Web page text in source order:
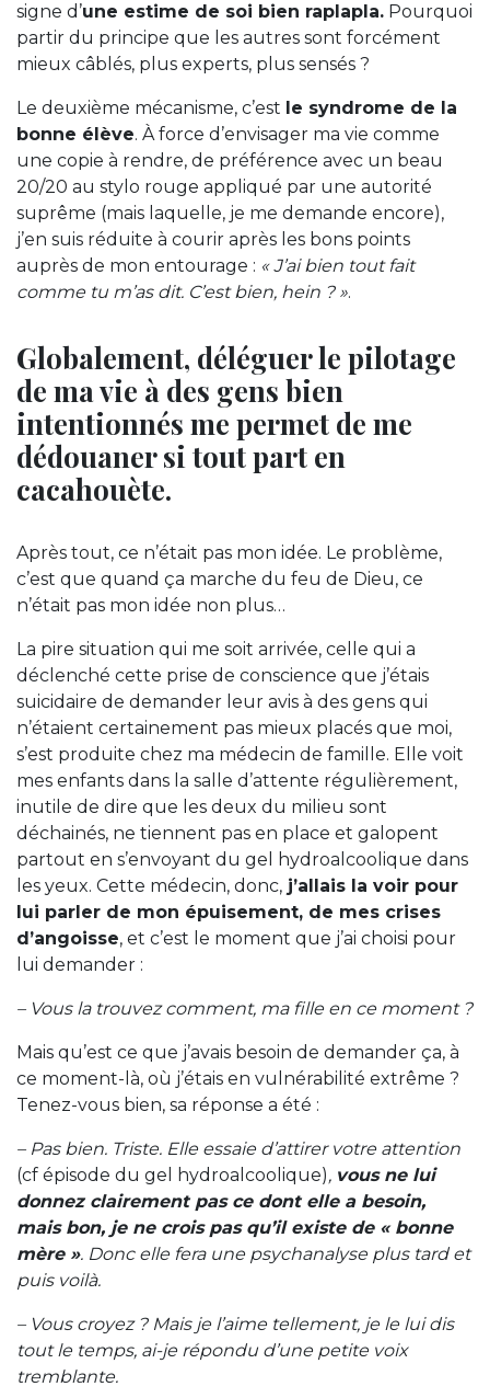
signe d’une estime de soi bien raplapla. Pourquoi
partir du principe que les autres sont forcément
mieux câblés, plus experts, plus sensés ?
Le deuxième mécanisme, c’est le syndrome de la
bonne élève. À force d’envisager ma vie comme
une copie à rendre, de préférence avec un beau
20/20 au stylo rouge appliqué par une autorité
suprême (mais laquelle, je me demande encore),
j’en suis réduite à courir après les bons points
auprès de mon entourage : « J’ai bien tout fait
comme tu m’as dit. C’est bien, hein ? ».
Globalement, déléguer le pilotage
de ma vie à des gens bien
intentionnés me permet de me
dédouaner si tout part en
cacahouète.
Après tout, ce n’était pas mon idée. Le problème,
c’est que quand ça marche du feu de Dieu, ce
n’était pas mon idée non plus…
La pire situation qui me soit arrivée, celle qui a
déclenché cette prise de conscience que j’étais
suicidaire de demander leur avis à des gens qui
n’étaient certainement pas mieux placés que moi,
s’est produite chez ma médecin de famille. Elle voit
mes enfants dans la salle d’attente régulièrement,
inutile de dire que les deux du milieu sont
déchainés, ne tiennent pas en place et galopent
partout en s’envoyant du gel hydroalcoolique dans
les yeux. Cette médecin, donc, j’allais la voir pour
lui parler de mon épuisement, de mes crises
d’angoisse, et c’est le moment que j’ai choisi pour
lui demander :
– Vous la trouvez comment, ma fille en ce moment ?
Mais qu’est ce que j’avais besoin de demander ça, à
ce moment-là, où j’étais en vulnérabilité extrême ?
Tenez-vous bien, sa réponse a été :
– Pas bien. Triste. Elle essaie d’attirer votre attention
(cf épisode du gel hydroalcoolique), vous ne lui
donnez clairement pas ce dont elle a besoin,
mais bon, je ne crois pas qu’il existe de « bonne
mère ». Donc elle fera une psychanalyse plus tard et
puis voilà.
– Vous croyez ? Mais je l’aime tellement, je le lui dis
tout le temps, ai-je répondu d’une petite voix
tremblante.